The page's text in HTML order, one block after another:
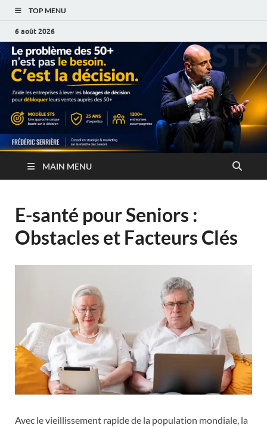
TOP MENU
6 août 2026
MAIN MENU
E-santé pour Seniors :
Obstacles et Facteurs Clés
Avec le vieillissement rapide de la population mondiale, la